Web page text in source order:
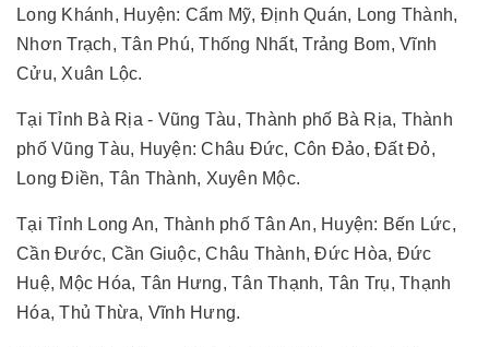
Long Khánh, Huyện: Cẩm Mỹ, Định Quán, Long Thành,
Nhơn Trạch, Tân Phú, Thống Nhất, Trảng Bom, Vĩnh
Cửu, Xuân Lộc.
Tại Tỉnh Bà Rịa - Vũng Tàu, Thành phố Bà Rịa, Thành
phố Vũng Tàu, Huyện: Châu Đức, Côn Đảo, Đất Đỏ,
Long Điền, Tân Thành, Xuyên Mộc.
Tại Tỉnh Long An, Thành phố Tân An, Huyện: Bến Lức,
Cần Đước, Cần Giuộc, Châu Thành, Đức Hòa, Đức
Huệ, Mộc Hóa, Tân Hưng, Tân Thạnh, Tân Trụ, Thạnh
Hóa, Thủ Thừa, Vĩnh Hưng.